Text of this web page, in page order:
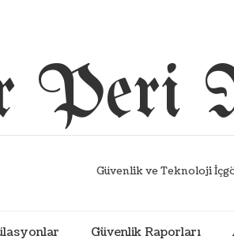
Peri
Güvenlik ve Teknoloji
Güvenlik Raporları